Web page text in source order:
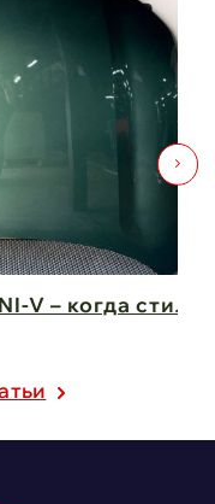
когда стиль и